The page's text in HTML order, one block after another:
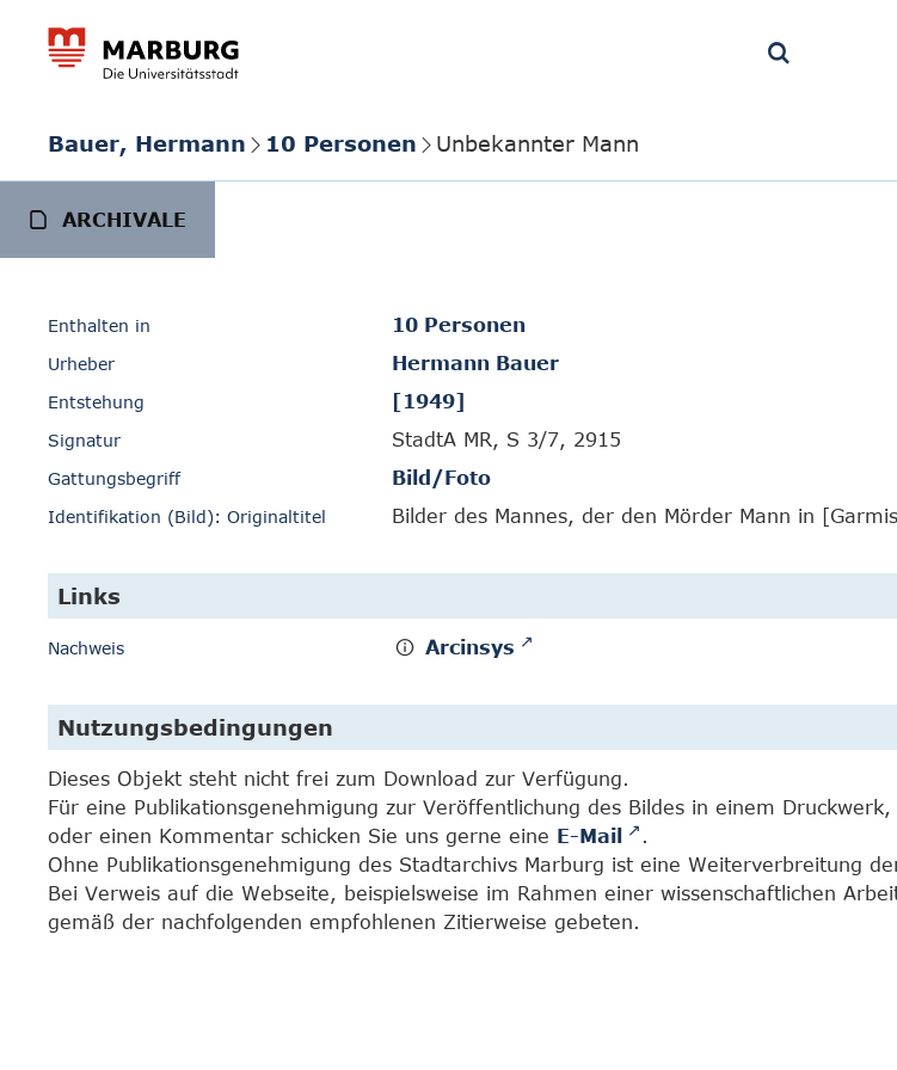
Bauer, Hermann 10 Personen Unbekannter Mann
ARCHIVALE
Enthalten in 10 Personen
Urheber Hermann Bauer
Entstehung [1949]
Signatur StadtA MR, S 3/7, 2915
Gattungsbegriff Bild/Foto
Identifikation (Bild): Originaltitel Bilder des Mannes, der den Mörder Mann in
Links
Nachweis Arcinsys
Nutzungsbedingungen
Dieses Objekt steht nicht frei zum Download zur Verfügung.
Für eine Publikationsgenehmigung zur Veröffentlichung des Bildes in einem
oder einen Kommentar schicken Sie uns gerne eine E-Mail
.
Ohne Publikationsgenehmigung des Stadtarchivs Marburg ist eine Weiterverbreitung
Bei Verweis auf die Webseite, beispielsweise im Rahmen einer wissenschaftlichen
gemäß der nachfolgenden empfohlenen Zitierweise gebeten.